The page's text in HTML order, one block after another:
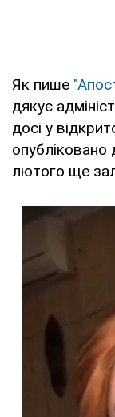
Як пише
дякує
досі у
опубліковано
лютого ще